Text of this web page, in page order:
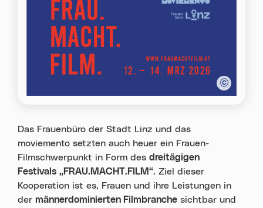
Das Frauenbüro der Stadt Linz und das
moviemento setzten auch heuer ein Frauen-
Filmschwerpunkt in Form des dreitägigen
Festivals „FRAU.MACHT.FILM“. Ziel dieser
Kooperation ist es, Frauen und ihre Leistungen in
der männerdominierten Filmbranche sichtbar und